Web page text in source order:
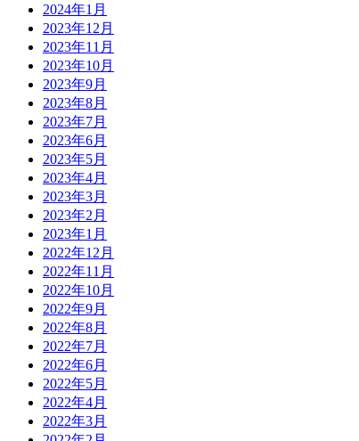
2024年1月
2023年12月
2023年11月
2023年10月
2023年9月
2023年8月
2023年7月
2023年6月
2023年5月
2023年4月
2023年3月
2023年2月
2023年1月
2022年12月
2022年11月
2022年10月
2022年9月
2022年8月
2022年7月
2022年6月
2022年5月
2022年4月
2022年3月